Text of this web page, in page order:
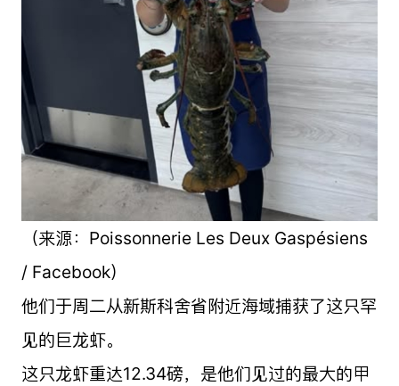
（来源：Poissonnerie Les Deux Gaspésiens
/ Facebook）
他们于周二从新斯科舍省附近海域捕获了这只罕
见的巨龙虾。
这只龙虾重达12.34磅，是他们见过的最大的甲